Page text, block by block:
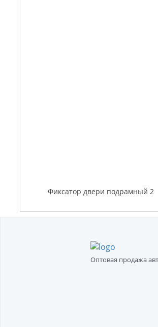
Фиксатор двери подрамный 2
Оптовая продажа